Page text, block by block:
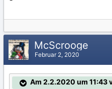
McScrooge
Februar 2, 2020
Am 2.2.2020 um 11:43